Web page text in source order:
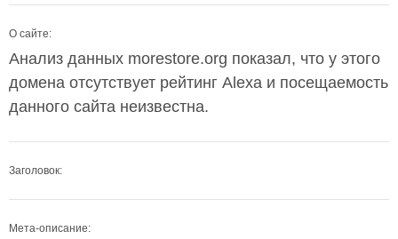
О сайте:
Анализ данных morestore.org показал, что у этого
домена отсутствует рейтинг Alexa и посещаемость
данного сайта неизвестна.
Заголовок:
Мета-описание: